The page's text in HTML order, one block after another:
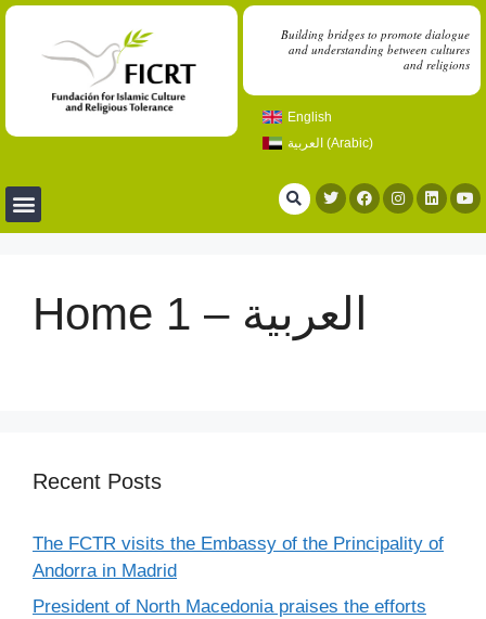
Building bridges to promote dialogue
and understanding between cultures
and religions
English
العربية(Arabic)
Home 1 – العربية
Recent Posts
The FCTR visits the Embassy of the Principality of
Andorra in Madrid
President of North Macedonia praises the efforts